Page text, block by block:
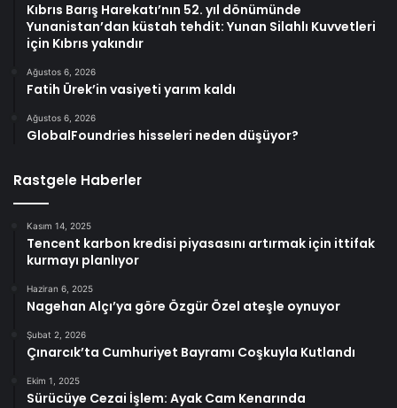
Kıbrıs Barış Harekatı’nın 52. yıl dönümünde
Yunanistan’dan küstah tehdit: Yunan Silahlı Kuvvetleri
için Kıbrıs yakındır
Ağustos 6, 2026
Fatih Ürek’in vasiyeti yarım kaldı
Ağustos 6, 2026
GlobalFoundries hisseleri neden düşüyor?
Rastgele Haberler
Kasım 14, 2025
Tencent karbon kredisi piyasasını artırmak için ittifak
kurmayı planlıyor
Haziran 6, 2025
Nagehan Alçı’ya göre Özgür Özel ateşle oynuyor
Şubat 2, 2026
Çınarcık’ta Cumhuriyet Bayramı Coşkuyla Kutlandı
Ekim 1, 2025
Sürücüye Cezai İşlem: Ayak Cam Kenarında